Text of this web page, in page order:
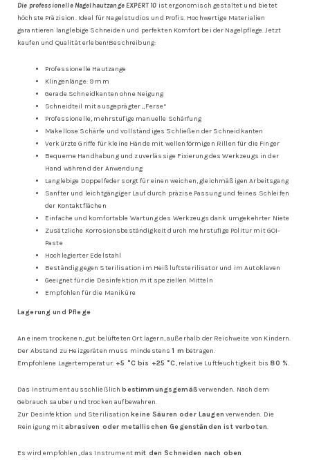
Die professionelle Nagelhautzange EXPERT 10 ist ergonomisch gestaltet und bietet
höchste Präzision. Ideal für Nagelstudios und Profis. Hochwertige Materialien
garantieren langlebige Schneiden und perfekten Komfort bei der Nagelpflege. Jetzt
kaufen und Qualität erleben!Beschreibung:
Professionelle Hautzange
Klingenlänge: 9 mm
Gerade Schneidkanten ohne Neigung
Schneidteil mit ausgeprägter „Ferse“
Professionelle, mehrstufige manuelle Schärfung
Makellose Schärfe und vollständiges Schließen der Schneidkanten
Verkürzte Griffe für kleine Hände mit wellenförmigen Rillen für die Finger
Bequeme Handhabung und zuverlässige Fixierung des Werkzeugs in der
Hand während der Anwendung
Langlebige Doppelfeder sorgt für einen weichen, gleichmäßigen Arbeitsgang
Sanfter und leichtgängiger Lauf durch präzise Passung und feines Schleifen
der Kontaktflächen
Einfache und komfortable Wartung des Werkzeugs dank umgekehrter Niete
Zusätzliche Korrosionsbeständigkeit durch mehrstufige Politur mit GOI-
Paste
Hochlegierter Edelstahl
Beständig gegen Sterilisation im Heißluftsterilisator und im Autoklaven
Geeignet für die Desinfektion mit speziellen Mitteln
Empfohlen für die Maniküre
Lagerung und Pflege
An einem trockenen, gut belüfteten Ort lagern, außerhalb der Reichweite von Kindern.
Der Abstand zu Heizgeräten muss mindestens1 m betragen.
Empfohlene Lagertemperatur: +5 °C bis +25 °C, relative Luftfeuchtigkeit bis 80 %.
Das Instrument ausschließlichbestimmungsgemäßverwenden. Nach dem
Gebrauch sauber und trocken aufbewahren.
Zur Desinfektion und Sterilisationkeine Säuren oder Laugen verwenden. Die
Reinigung mitabrasiven oder metallischen Gegenständen ist verboten.
Es wird empfohlen, das Instrumentmit den Schneiden nach oben